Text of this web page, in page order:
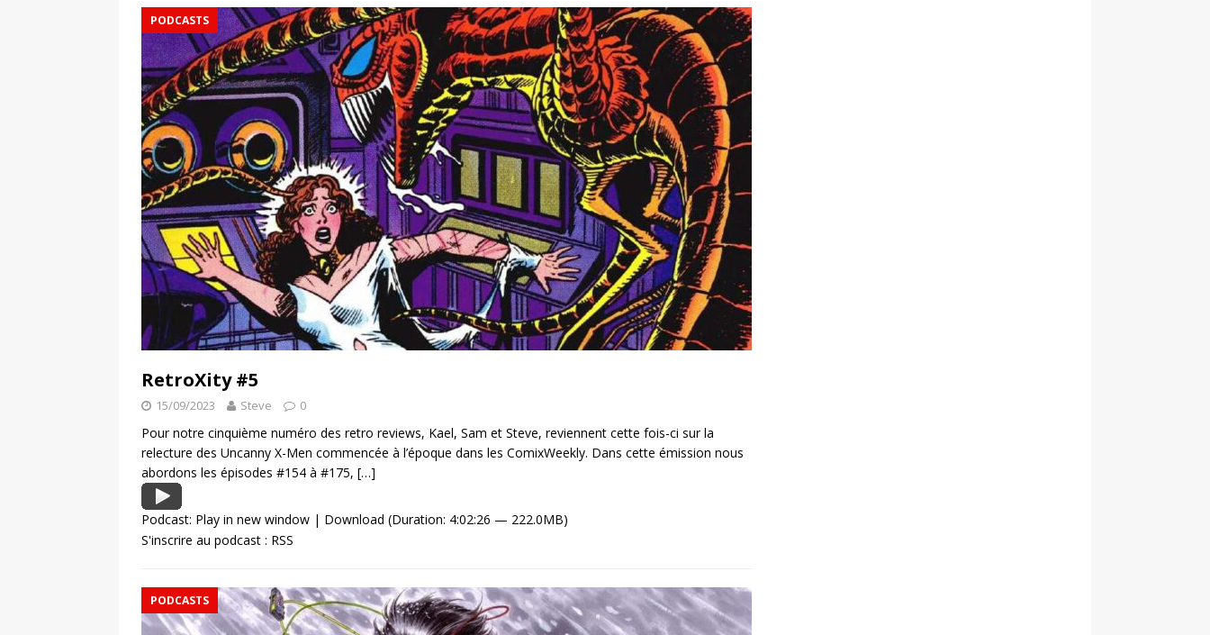
PODCASTS
RetroXity #5
15/09/2023 Steve 0
Pour notre cinquième numéro des retro reviews, Kael, Sam et Steve, reviennent cette fois-ci sur la
relecture des Uncanny X-Men commencée à l’époque dans les ComixWeekly. Dans cette émission nous
abordons les épisodes #154 à #175, […]
Podcast: Play in new window | Download (Duration: 4:02:26 — 222.0MB)
S'inscrire au podcast : RSS
PODCASTS